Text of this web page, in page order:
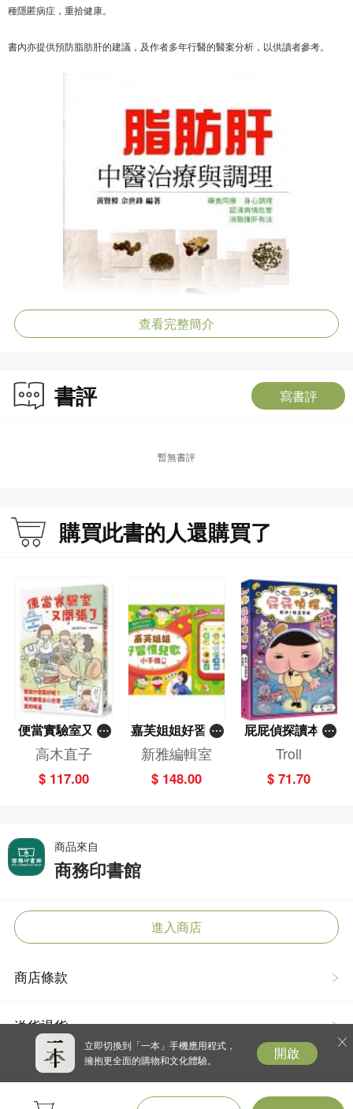
種隱匿病症，重拾健康。
書內亦提供預防脂肪肝的建議，及作者多年行醫的醫案分析，以供讀者參考。
查看完整簡介
書評 寫書評
暫無書評
購買此書的人還購買了
便當實驗室又開
張了——日日和
特別日的菜單挑
戰記
高木直子
$ 117.00
嘉芙姐姐好習慣
兒歌小手機
新雅編輯室
$ 148.00
屁屁偵探讀本(1
3)－－對決！怪
篇）
Troll
$ 71.70
商品來自
商務印書館
進入商店
商店條款
送貨退貨
立即切換到「一本」手機應用程式，
擁抱更全面的購物和文化體驗。
開啟